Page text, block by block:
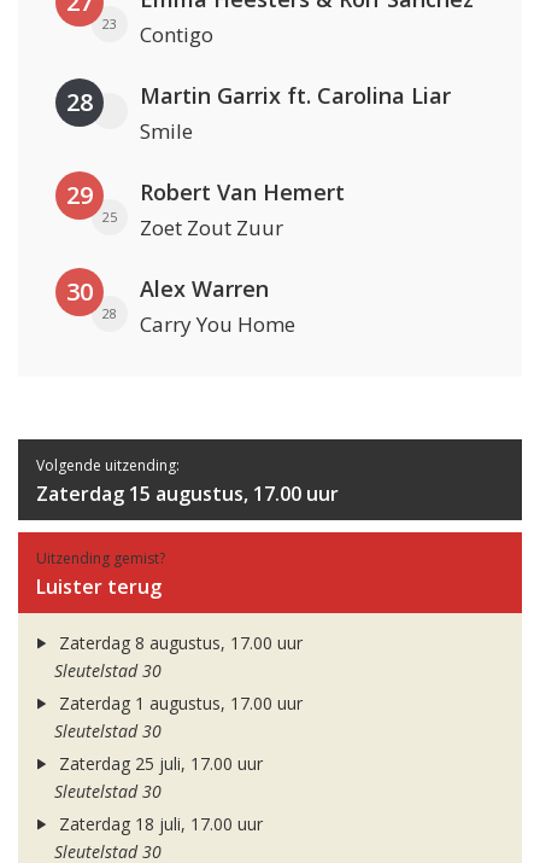
23 Contigo
28 Martin Garrix ft. Carolina Liar
Smile
29
25
Robert Van Hemert
Zoet Zout Zuur
30
28
Alex Warren
Carry You Home
Volgende uitzending:
Zaterdag 15 augustus, 17.00 uur
Uitzending gemist?
Luister terug
Zaterdag 8 augustus, 17.00 uur
Sleutelstad 30
Zaterdag 1 augustus, 17.00 uur
Sleutelstad 30
Zaterdag 25 juli, 17.00 uur
Sleutelstad 30
Zaterdag 18 juli, 17.00 uur
Sleutelstad 30